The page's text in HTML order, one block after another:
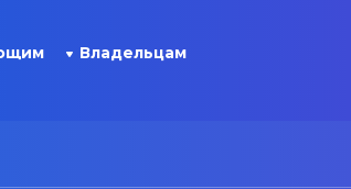
Владельцам